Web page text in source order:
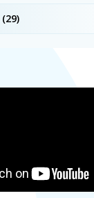
(29)